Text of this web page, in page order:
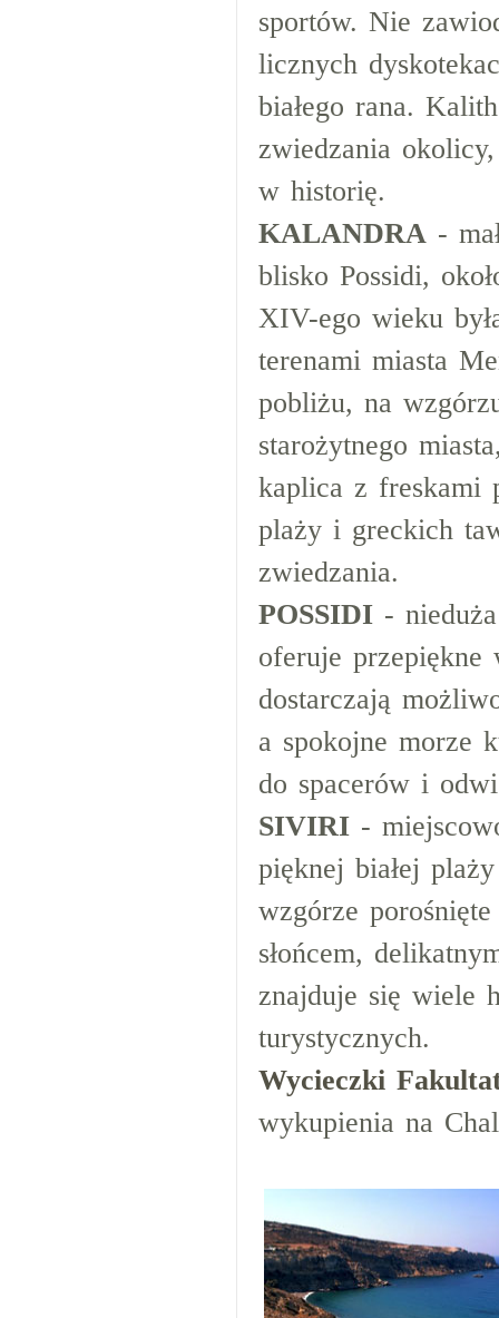
sportów. Nie
licznych
białego rana.
zwiedzania
w historię.
KALANDRA -
blisko Possidi,
XIV-ego wieku
terenami miasta
pobliżu, na
starożytnego
kaplica z freskami
plaży i greckich
zwiedzania.
POSSIDI -
oferuje
dostarczają
a spokojne morze
do spacerów i
SIVIRI -
pięknej białej
wzgórze
słońcem,
znajduje się wiele
turystycznych.
Wycieczki
wykupienia na